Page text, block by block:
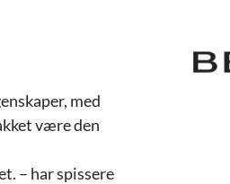
med
være den
– har spissere